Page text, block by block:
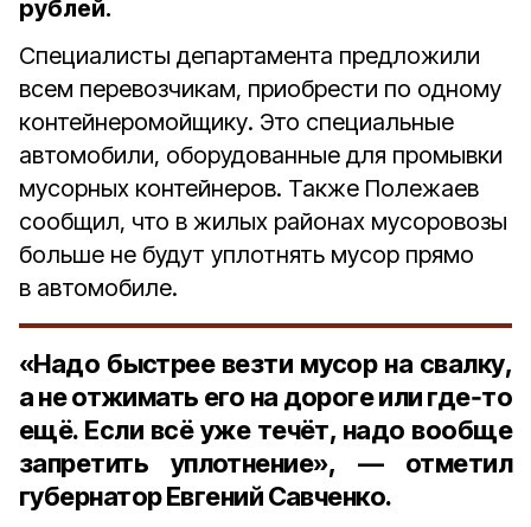
рублей.
Специалисты департамента предложили
всем перевозчикам, приобрести по одному
контейнеромойщику. Это специальные
автомобили, оборудованные для промывки
мусорных контейнеров. Также Полежаев
сообщил, что в жилых районах мусоровозы
больше не будут уплотнять мусор прямо
в автомобиле.
«Надо быстрее везти мусор на свалку,
а не отжимать его на дороге или где‑то
ещё. Если всё уже течёт, надо вообще
запретить уплотнение», — отметил
губернатор Евгений Савченко.